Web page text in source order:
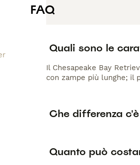
FAQ
Quali sono le
Il Chesapeake Bay
con zampe più lunghe; il
Che differenza
Quanto può